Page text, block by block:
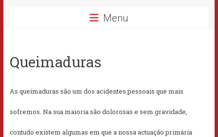
Menu
Queimaduras
As queimaduras são um dos acidentes pessoais que mais
sofremos. Na sua maioria são dolorosas e sem gravidade,
contudo existem algumas em que a nossa actuação primária